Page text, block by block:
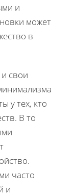
и
может
в
свои
у тех, кто
В то
часто
и